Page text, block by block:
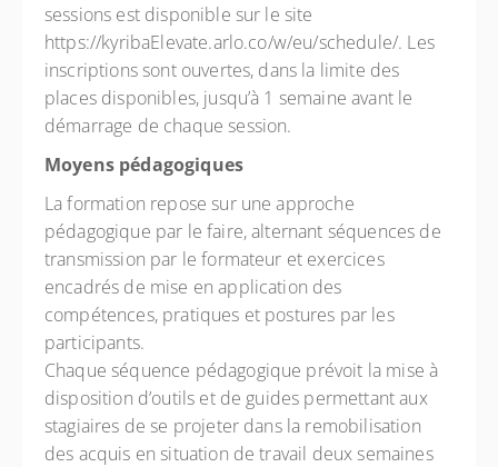
sessions est disponible sur le site
https://kyribaElevate.arlo.co/w/eu/schedule/. Les
inscriptions sont ouvertes, dans la limite des
places disponibles, jusqu’à 1 semaine avant le
démarrage de chaque session.
Moyens pédagogiques
La formation repose sur une approche
pédagogique par le faire, alternant séquences de
transmission par le formateur et exercices
encadrés de mise en application des
compétences, pratiques et postures par les
participants.
Chaque séquence pédagogique prévoit la mise à
disposition d’outils et de guides permettant aux
stagiaires de se projeter dans la remobilisation
des acquis en situation de travail deux semaines